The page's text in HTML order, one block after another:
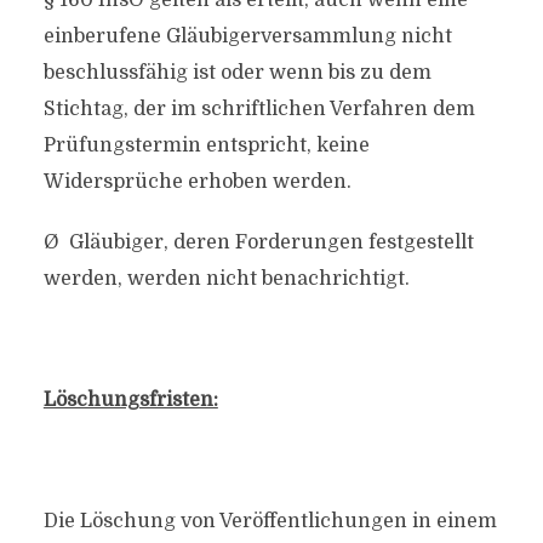
einberufene Gläubigerversammlung nicht
beschlussfähig ist oder wenn bis zu dem
Stichtag, der im schriftlichen Verfahren dem
Prüfungstermin entspricht, keine
Widersprüche erhoben werden.
Ø Gläubiger, deren Forderungen festgestellt
werden, werden nicht benachrichtigt.
Löschungsfristen:
Die Löschung von Veröffentlichungen in einem